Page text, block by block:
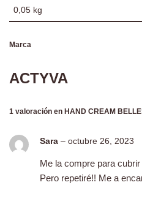
0,05 kg
Marca
ACTYVA
1 valoración en HAND CREAM
Sara – octubre 26, 2023
Me la compre para
Pero repetiré!! Me a